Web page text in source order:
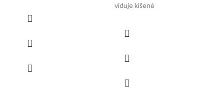
viduje kišenė